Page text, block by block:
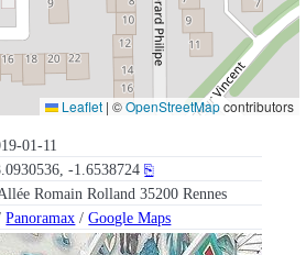
01-11
-1.6538724 ⎘
Romain Rolland 35200 Rennes
Panoramax /Google Maps
Leaflet | ©OpenStreetMapcontributors